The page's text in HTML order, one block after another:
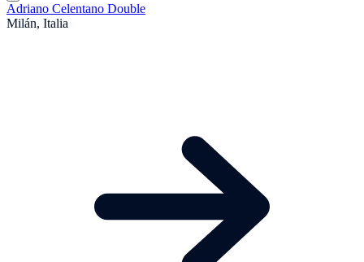
Adriano Celentano Double
Milán, Italia